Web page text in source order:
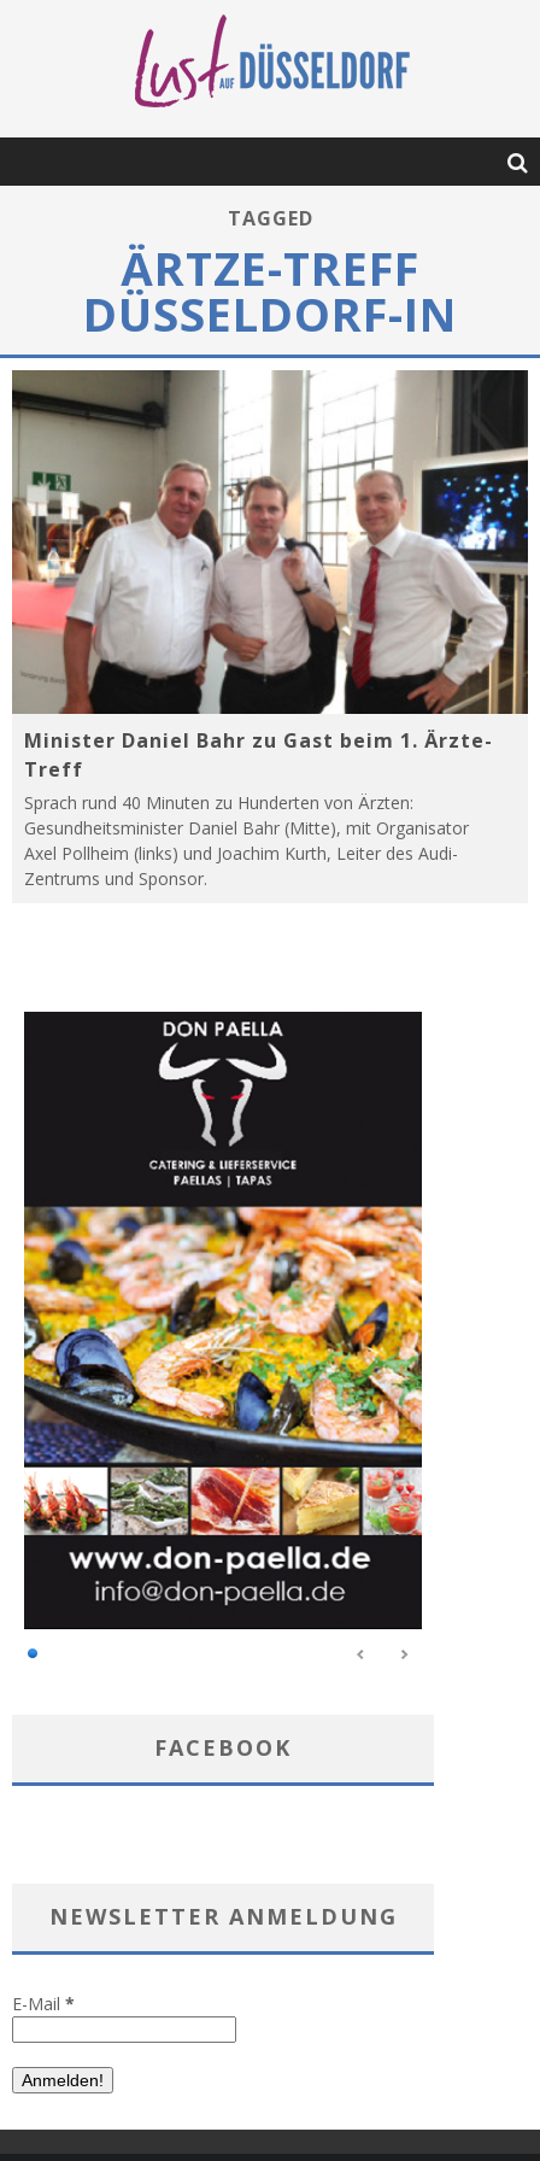
TAGGED
ÄRTZE-TREFF
DÜSSELDORF-IN
Minister Daniel Bahr zu Gast beim 1. Ärzte-
Treff
Sprach rund 40 Minuten zu Hunderten von Ärzten:
Gesundheitsminister Daniel Bahr (Mitte), mit Organisator
Axel Pollheim (links) und Joachim Kurth, Leiter des Audi-
Zentrums und Sponsor.
FACEBOOK
NEWSLETTER ANMELDUNG
E-Mail *